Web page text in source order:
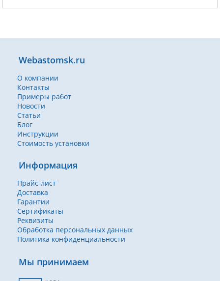
Webastomsk.ru
О компании
Контакты
Примеры работ
Новости
Статьи
Блог
Инструкции
Стоимость установки
Информация
Прайс-лист
Доставка
Гарантии
Сертификаты
Реквизиты
Обработка персональных данных
Политика конфиденциальности
Мы принимаем